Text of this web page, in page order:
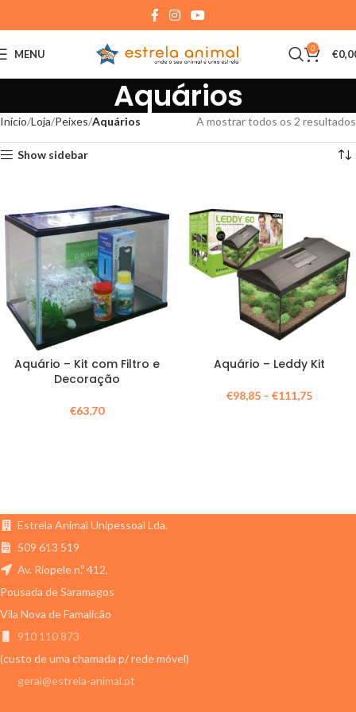
MENU 0 €
Aquários
Início Loja Peixes Aquários A mostrar todos os 2 resultados
Show sidebar
Aquário – Kit com Filtro e
Decoração
€63,70
Aquário – Leddy Kit
€98,85– €111,75
Estrela Animal Unipessoal Lda.
509 613 519
Av. Riopele n.º 412,
Pousada de Saramagos
Vila Nova de Famalicão
910 110 873
(custo de uma chamada p/ rede móvel)
geral@estrela-animal.pt